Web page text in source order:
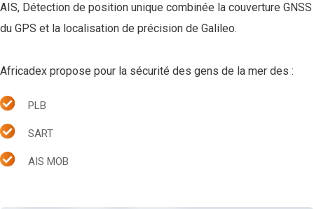
AIS, Détection de position unique combinée la couverture GNSS
du GPS et la localisation de précision de Galileo.
Africadex propose pour la sécurité des gens de la mer des :
PLB
SART
AIS MOB